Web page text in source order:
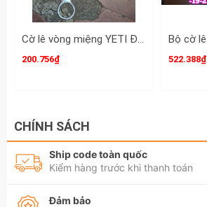
Cờ lê vòng miệng YETI Đầu Búa 35mm dài 386mm YETI-32035H
200.756₫ 522.388₫
CHÍNH SÁCH
Ship code toàn quốc
Kiểm hàng trước khi thanh toán
Đảm bảo